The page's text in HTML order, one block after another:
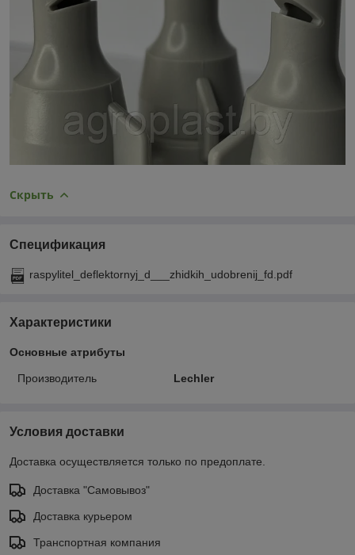
Скрыть
Спецификация
raspylitel_deflektornyj_d___zhidkih_udobrenij_fd.pdf
Характеристики
Основные атрибуты
Производитель Lechler
Условия доставки
Доставка осуществляется только по предоплате.
Доставка "Самовывоз"
Доставка курьером
Транспортная компания